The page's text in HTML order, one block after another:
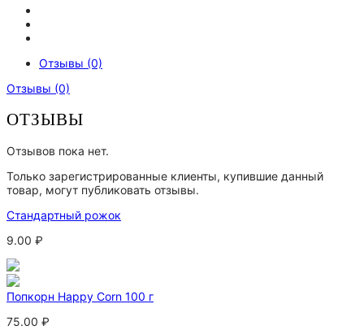
Отзывы (0)
Отзывы (0)
ОТЗЫВЫ
Отзывов пока нет.
Только зарегистрированные клиенты, купившие данный
товар, могут публиковать отзывы.
Стандартный рожок
9.00 ₽
Попкорн Happy Corn 100 г
75.00 ₽